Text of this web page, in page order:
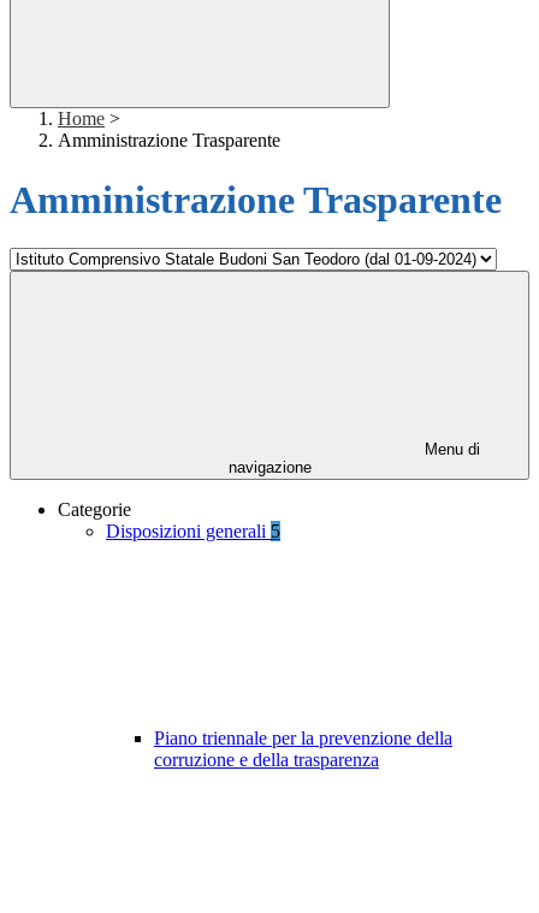
Home >
Amministrazione Trasparente
Amministrazione Trasparente
Menu di
navigazione
Categorie
Disposizioni generali 5
Piano triennale per la prevenzione della
corruzione e della trasparenza